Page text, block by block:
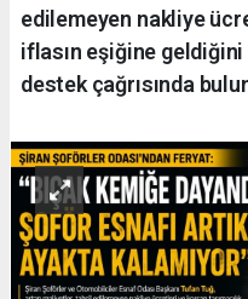
edilemeyen nakliye
iflasın eşiğine
destek çağrısında